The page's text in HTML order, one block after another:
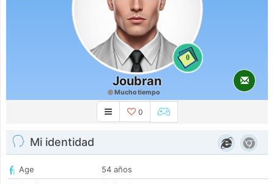
0
Joubran
Mucho tiempo
0
Mi identidad
Age
54 años